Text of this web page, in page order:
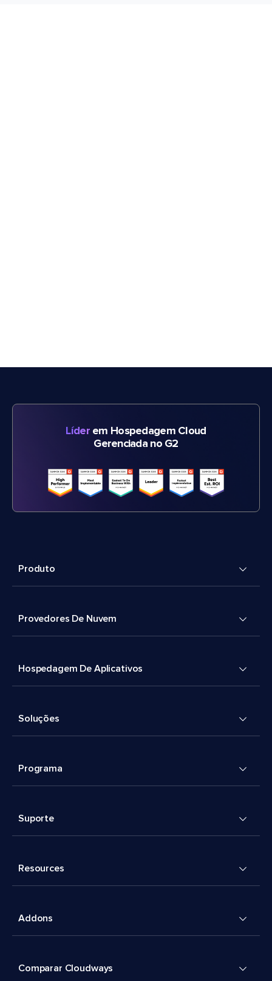
Líderem Hospedagem Cloud
Gerenciada no G2
Produto
Provedores De Nuvem
Hospedagem De Aplicativos
Soluções
Programa
Suporte
Resources
Addons
Comparar Cloudways